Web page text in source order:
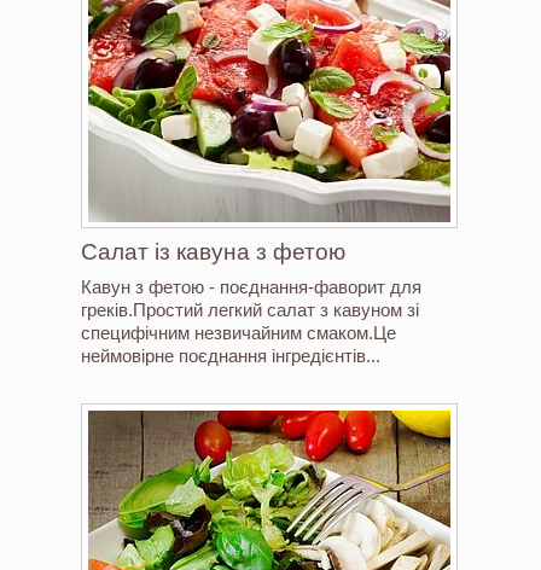
Салат із кавуна з фетою
Кавун з фетою - поєднання-фаворит для
греків.Простий легкий салат з кавуном зі
специфічним незвичайним смаком.Це
неймовірне поєднання інгредієнтів...